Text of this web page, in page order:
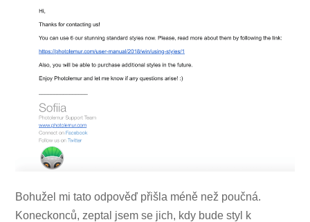
Bohužel mi tato odpověď přišla méně než poučná.
Koneckonců, zeptal jsem se jich, kdy bude styl k